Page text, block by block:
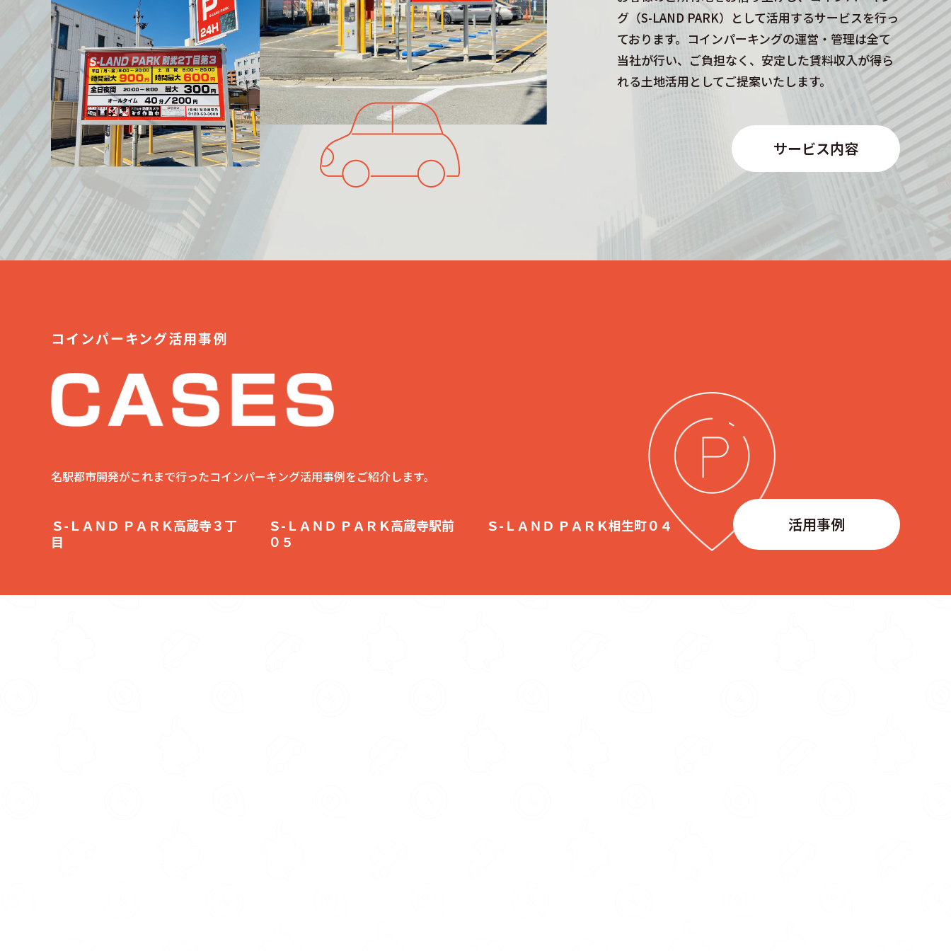
グ（S-LAND PARK）として活用するサービスを行っ
ております。コインパーキングの運営・管理は全て
当社が行い、ご負担なく、安定した賃料収入が得ら
れる土地活用としてご提案いたします。
サービス内容
コインパーキング活用事例
名駅都市開発がこれまで行ったコインパーキング活用事例をご紹介します。
Ｓ-ＬＡＮＤ ＰＡＲＫ高蔵寺３丁
目
Ｓ-ＬＡＮＤ ＰＡＲＫ高蔵寺駅前
０５
Ｓ-ＬＡＮＤ ＰＡＲＫ相生町０４ 活用事例